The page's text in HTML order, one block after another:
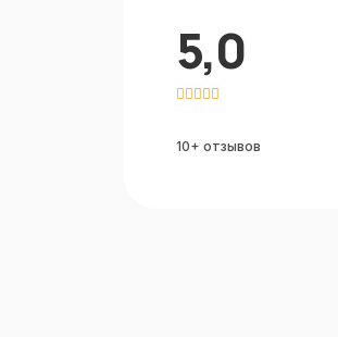
5,0
10+ отзывов